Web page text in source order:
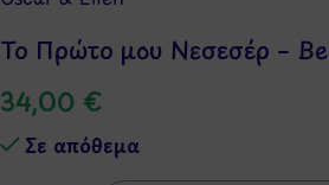
Το Πρώτο μου Νεσεσέρ –
34,00 €
Σε απόθεμα